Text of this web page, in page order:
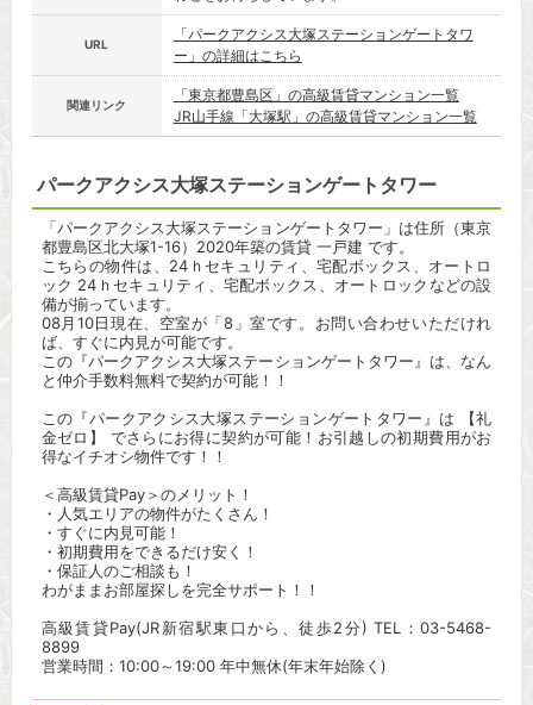
URL
「パークアクシス大塚ステーションゲートタワ
ー」の詳細はこちら
関連リンク
「東京都豊島区」の高級賃貸マンション一覧
JR山手線「大塚駅」の高級賃貸マンション一覧
パークアクシス大塚ステーションゲートタワー
「パークアクシス大塚ステーションゲートタワー」は住所（東京
都豊島区北大塚1-16）2020年築の賃貸 一戸建 です。
こちらの物件は、24ｈセキュリティ、宅配ボックス、オートロ
ック 24ｈセキュリティ、宅配ボックス、オートロックなどの設
備が揃っています。
08月10日現在、空室が「8」室です。お問い合わせいただけれ
ば、すぐに内見が可能です。
この『パークアクシス大塚ステーションゲートタワー』は、なん
と仲介手数料無料で契約が可能！！
この『パークアクシス大塚ステーションゲートタワー』は 【礼
金ゼロ】 でさらにお得に契約が可能！お引越しの初期費用がお
得なイチオシ物件です！！
＜高級賃貸Pay＞のメリット！
・人気エリアの物件がたくさん！
・すぐに内見可能！
・初期費用をできるだけ安く！
・保証人のご相談も！
わがままお部屋探しを完全サポート！！
高級賃貸Pay(JR新宿駅東口から、徒歩2分) TEL：03-5468-
8899
営業時間：10:00～19:00 年中無休(年末年始除く)